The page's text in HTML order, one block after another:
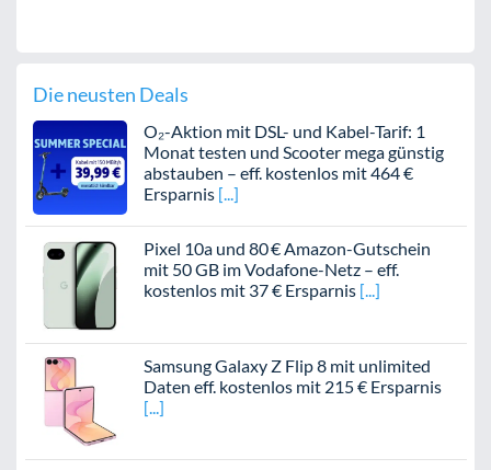
Die neusten Deals
O₂-Aktion mit DSL- und Kabel-Tarif: 1
Monat testen und Scooter mega günstig
abstauben – eff. kostenlos mit 464 €
Ersparnis
Pixel 10a und 80 € Amazon-Gutschein
mit 50 GB im Vodafone-Netz – eff.
kostenlos mit 37 € Ersparnis
Samsung Galaxy Z Flip 8 mit unlimited
Daten eff. kostenlos mit 215 € Ersparnis